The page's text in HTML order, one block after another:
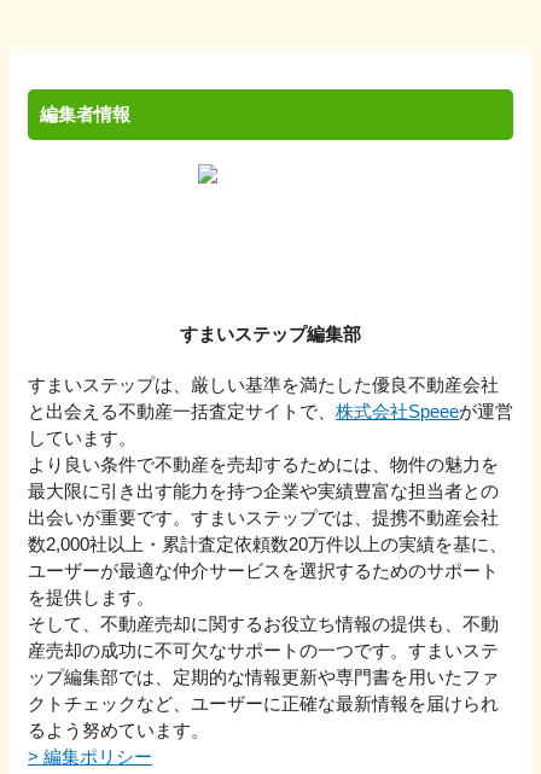
編集者情報
すまいステップ編集部
すまいステップは、厳しい基準を満たした優良不動産会社
と出会える不動産一括査定サイトで、 株式会社Speeeが運営
しています。
より良い条件で不動産を売却するためには、物件の魅力を
最大限に引き出す能力を持つ企業や実績豊富な担当者との
出会いが重要です。すまいステップでは、提携不動産会社
数2,000社以上・累計査定依頼数20万件以上の実績を基に、
ユーザーが最適な仲介サービスを選択するためのサポート
を提供します。
そして、不動産売却に関するお役立ち情報の提供も、不動
産売却の成功に不可欠なサポートの一つです。すまいステ
ップ編集部では、定期的な情報更新や専門書を用いたファ
クトチェックなど、ユーザーに正確な最新情報を届けられ
るよう努めています。
> 編集ポリシー